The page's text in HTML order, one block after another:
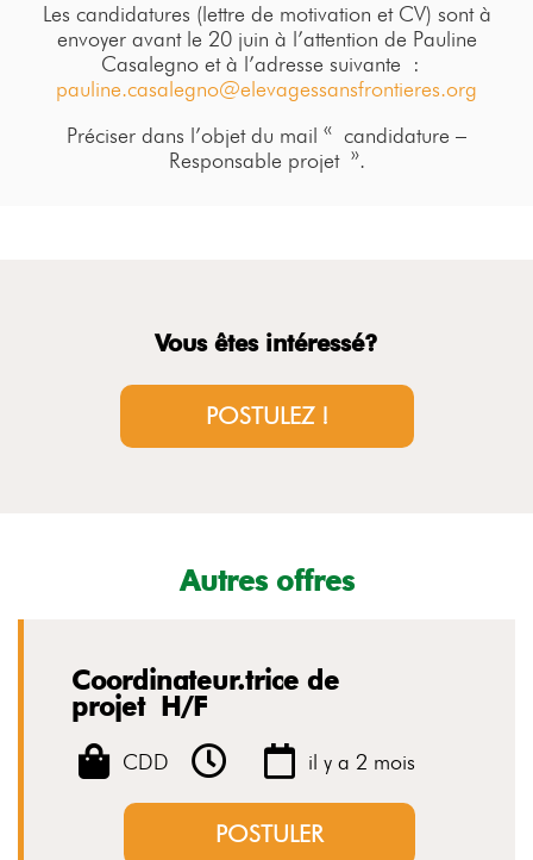
Les candidatures (lettre de motivation et CV) sont à
envoyer avant le 20 juin à l’attention de Pauline
Casalegno et à l’adresse suivante :
pauline.casalegno@elevagessansfrontieres.org
Préciser dans l’objet du mail « candidature –
Responsable projet ».
Vous êtes intéressé?
POSTULEZ !
Autres offres
Coordinateur.trice de
projet H/F
CDD il y a 2 mois
POSTULER